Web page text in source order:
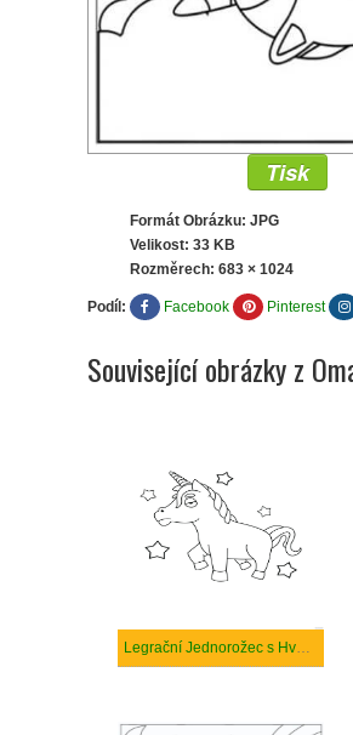
Tisk
Formát Obrázku: JPG
Velikost: 33 KB
Rozměrech: 683 × 1024
Podíl: Facebook Pinterest
Související obrázky z
Legrační Jednorožec s Hvězdami